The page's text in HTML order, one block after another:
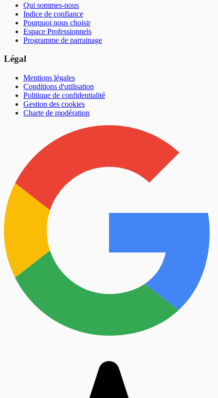
Qui sommes-nous
Indice de confiance
Pourquoi nous choisir
Espace Professionnels
Programme de parrainage
Légal
Mentions légales
Conditions d'utilisation
Politique de confidentialité
Gestion des cookies
Charte de modération